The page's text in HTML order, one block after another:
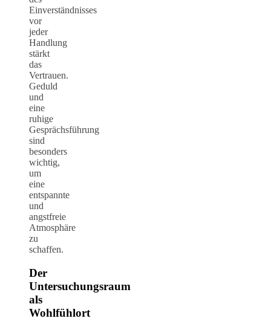
Einverständnisses
vor
jeder
Handlung
stärkt
das
Vertrauen.
Geduld
und
eine
ruhige
Gesprächsführung
sind
besonders
wichtig,
um
eine
entspannte
und
angstfreie
Atmosphäre
zu
schaffen.
Der
Untersuchungsraum
als
Wohlfühlort